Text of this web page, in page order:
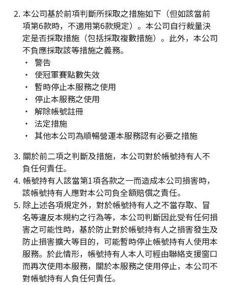
本公司基於前項判斷所採取之措施如下（但如該當前
項第6款時，不適用第6款規定）。本公司自行裁量決
定是否採取措施（包括採取複數措施）。此外，本公司
不負應採取該等措施之義務。
警告
使冠軍賽點數失效
暫時停止本服務之使用
停止本服務之使用
解除帳號註冊
法定措施
其他本公司為順暢營運本服務認有必要之措施
關於前二項之判斷及措施，本公司對於帳號持有人不
負任何責任。
帳號持有人該當第1項各款之一而造成本公司損害時，
該帳號持有人應對本公司負全額賠償之責任。
除上述各項規定外，對於帳號持有人之不當存取、冒
名等違反本規約之行為等，本公司判斷因此受有任何損
害之可能性時，基於防止對於帳號持有人之損害發生及
防止損害擴大等目的，可能暫時停止帳號持有人使用本
服務。於此情形，帳號持有人本人可經由聯絡支援窗口
而再次使用本服務，關於本服務之使用停止，本公司不
對帳號持有人負任何責任。